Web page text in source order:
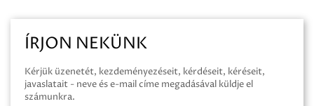
ÍRJON NEKÜNK
Kérjük üzenetét, kezdeményezéseit, kérdéseit, kéréseit,
javaslatait - neve és e-mail címe megadásával küldje el
számunkra.